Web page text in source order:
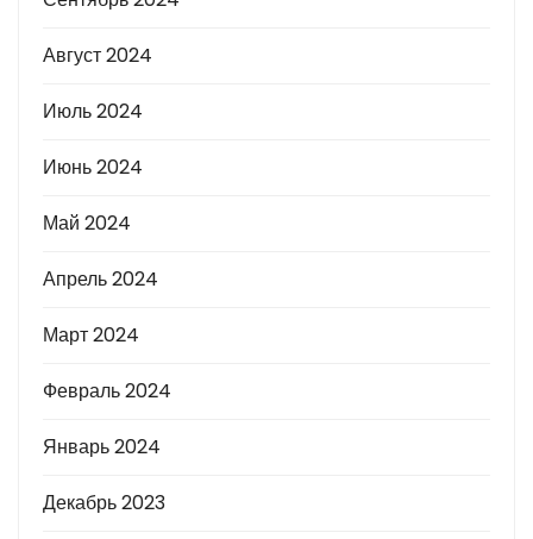
Август 2024
Июль 2024
Июнь 2024
Май 2024
Апрель 2024
Март 2024
Февраль 2024
Январь 2024
Декабрь 2023